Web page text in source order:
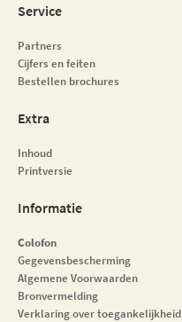
Service
Partners
Cijfers en feiten
Bestellen brochures
Extra
Inhoud
Printversie
Informatie
Colofon
Gegevensbescherming
Algemene Voorwaarden
Bronvermelding
Verklaring over toegankelijkheid